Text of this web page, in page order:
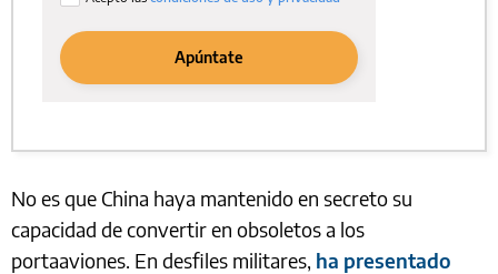
No es que China haya mantenido en secreto su
capacidad de convertir en obsoletos a los
portaaviones. En desfiles militares, ha presentado